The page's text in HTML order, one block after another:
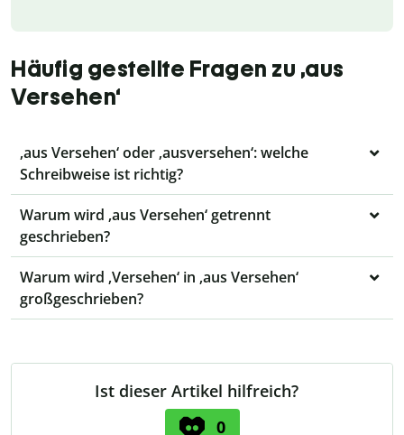
Häufig gestellte Fragen zu ‚aus
Versehen‘
‚aus Versehen‘ oder ‚ausversehen‘: welche
Schreibweise ist richtig?
Warum wird ‚aus Versehen‘ getrennt
geschrieben?
Warum wird ‚Versehen‘ in ‚aus Versehen‘
großgeschrieben?
Ist dieser Artikel hilfreich?
0